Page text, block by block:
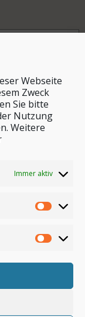
Webseite
Zweck
Sie bitte
Nutzung
Weitere
Immer aktiv